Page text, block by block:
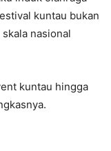
kuntau bukan
nasional
kuntau hingga